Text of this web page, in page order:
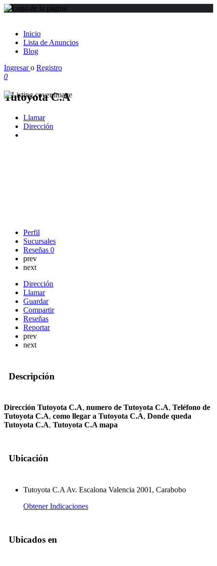
Inicio
Lista de Anuncios
Blog
Ingresaro Registro
0
Tutoyota C.A
Llamar
Dirección
Perfil
Sucursales
Reseñas 0
prev
next
Dirección
Llamar
Guardar
Compartir
Reseñas
Reportar
prev
next
Descripción
Dirección Tutoyota C.A, numero de Tutoyota C.A, Teléfono de
Tutoyota C.A, como llegar a Tutoyota C.A, Donde queda
Tutoyota C.A, Tutoyota C.A mapa
Ubicación
Tutoyota C.A Av. Escalona Valencia 2001, Carabobo
Obtener Indicaciones
Ubicados en